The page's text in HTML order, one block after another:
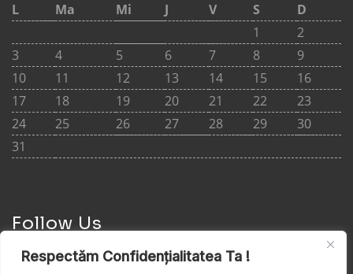
Respectăm Confidențialitatea Ta !
L
Ma Mi J V S
D
1
2
3
4 5 6 7 8
9
10
11 12 13 14 15
16
17
18 19 20 21 22
23
24
25 26 27 28 29
30
31
Follow Us